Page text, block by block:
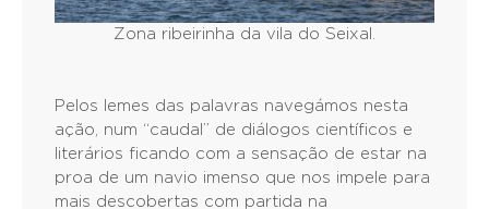
Zona ribeirinha da vila do Seixal.
Pelos lemes das palavras navegámos nesta
ação, num “caudal” de diálogos científicos e
literários ficando com a sensação de estar na
proa de um navio imenso que nos impele para
mais descobertas com partida na